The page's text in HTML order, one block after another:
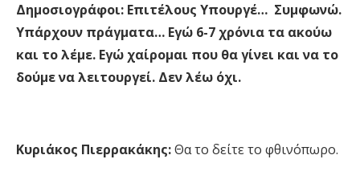
Δημοσιογράφοι: Επιτέλους Υπουργέ… Συμφωνώ.
Υπάρχουν πράγματα… Εγώ 6-7 χρόνια τα ακούω
και το λέμε. Εγώ χαίρομαι που θα γίνει και να το
δούμε να λειτουργεί. Δεν λέω όχι.
Κυριάκος Πιερρακάκης:Θα το δείτε το φθινόπωρο.